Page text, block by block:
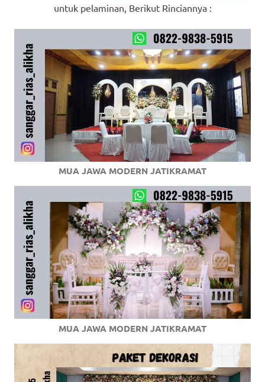
untuk pelaminan, Berikut Rinciannya :
MUA JAWA MODERN JATIKRAMAT
MUA JAWA MODERN JATIKRAMAT